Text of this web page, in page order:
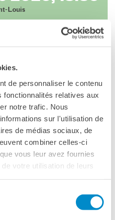
de personnaliser le contenu
relatives aux
notre trafic. Nous
sur l'utilisation de
de médias sociaux, de
combiner celles-ci
vous leur avez fournies
votre utilisation de leurs
Louis
dell’Institut français -
Louis
ore 18:30
Centre Saint-Louis
Toniolo, 20
streaming in lingua francese
in italiano
di Studi giuridici